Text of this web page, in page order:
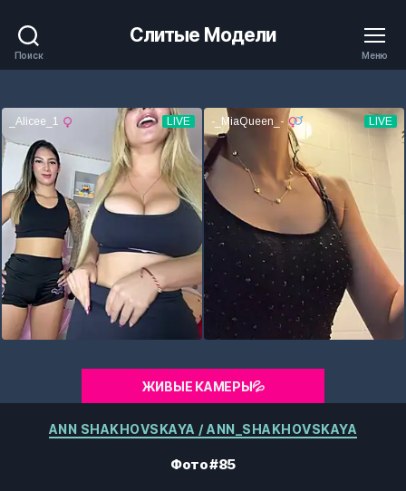
Поиск
Слитые Модели
Меню
ЖИВЫЕ КАМЕРЫ💦
Категории
ANN SHAKHOVSKAYA / ANN_SHAKHOVSKAYA
Фото #85